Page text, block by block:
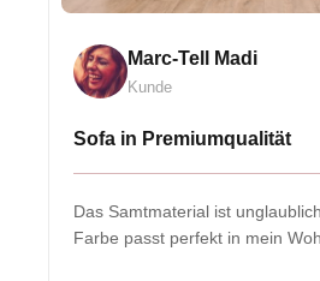
Marc-Tell Madi
Kunde
Sofa in Premiumqualität
Das Samtmaterial ist
Farbe passt perfekt in mein